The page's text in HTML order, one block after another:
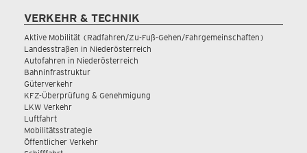
VERKEHR & TECHNIK
Aktive Mobilität (Radfahren/Zu-Fuß-Gehen/Fahrgemeinschaften)
Landesstraßen in Niederösterreich
Autofahren in Niederösterreich
Bahninfrastruktur
Güterverkehr
KFZ-Überprüfung & Genehmigung
LKW Verkehr
Luftfahrt
Mobilitätsstrategie
Öffentlicher Verkehr